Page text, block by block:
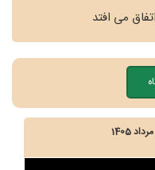
می افتد
1405